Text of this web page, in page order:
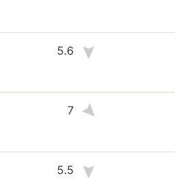
5.6
7
5.5